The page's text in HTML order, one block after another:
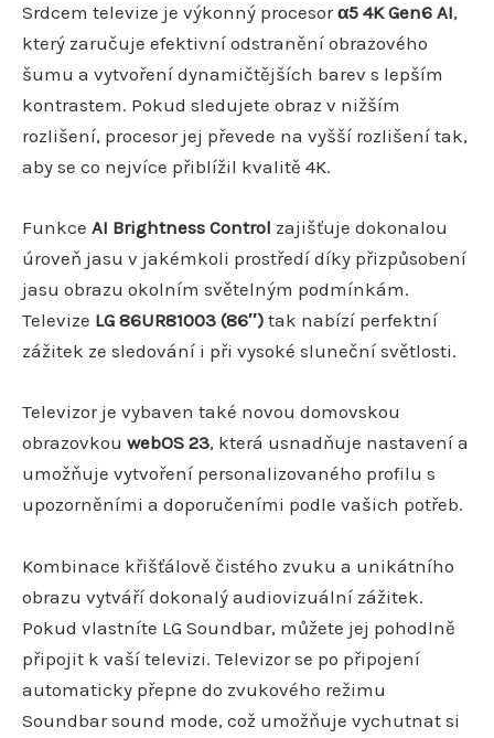
Srdcem televize je výkonný procesorα5 4K Gen6 AI,
který zaručuje efektivní odstranění obrazového
šumu a vytvoření dynamičtějších barev s lepším
kontrastem. Pokud sledujete obraz v nižším
rozlišení, procesor jej převede na vyšší rozlišení tak,
aby se co nejvíce přiblížil kvalitě 4K.
Funkce AI Brightness Control zajišťuje dokonalou
úroveň jasu v jakémkoli prostředí díky přizpůsobení
jasu obrazu okolním světelným podmínkám.
Televize LG 86UR81003 (86″) tak nabízí perfektní
zážitek ze sledování i při vysoké sluneční světlosti.
Televizor je vybaven také novou domovskou
obrazovkou webOS 23, která usnadňuje nastavení a
umožňuje vytvoření personalizovaného profilu s
upozorněními a doporučeními podle vašich potřeb.
Kombinace křišťálově čistého zvuku a unikátního
obrazu vytváří dokonalý audiovizuální zážitek.
Pokud vlastníte LG Soundbar, můžete jej pohodlně
připojit k vaší televizi. Televizor se po připojení
automaticky přepne do zvukového režimu
Soundbar sound mode, což umožňuje vychutnat si